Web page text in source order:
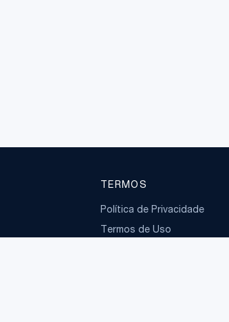
TERMOS
Política de Privacidade
Termos de Uso